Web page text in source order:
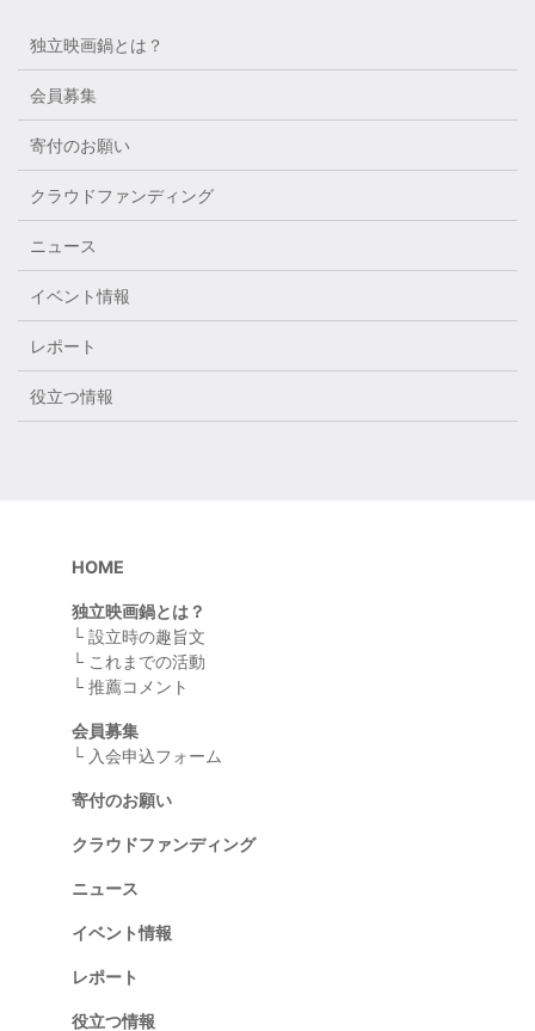
独立映画鍋とは？
会員募集
寄付のお願い
クラウドファンディング
ニュース
イベント情報
レポート
役立つ情報
HOME
独立映画鍋とは？
└ 設立時の趣旨文
└ これまでの活動
└ 推薦コメント
会員募集
└ 入会申込フォーム
寄付のお願い
クラウドファンディング
ニュース
イベント情報
レポート
役立つ情報